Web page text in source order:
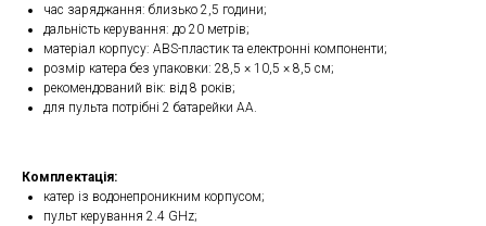
час заряджання: близько 2,5 години;
дальність керування: до 20 метрів;
матеріал корпусу: ABS-пластик та електронні компоненти;
розмір катера без упаковки: 28,5 × 10,5 × 8,5 см;
рекомендований вік: від 8 років;
для пульта потрібні 2 батарейки AA.
Комплектація:
катер із водонепроникним корпусом;
пульт керування 2.4 GHz;